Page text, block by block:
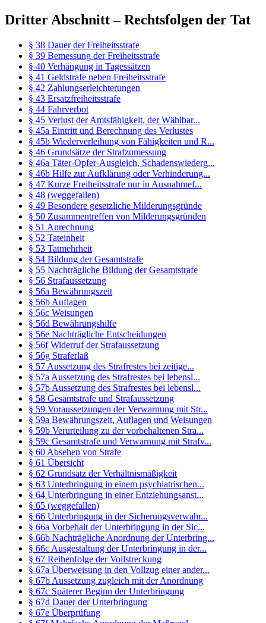
Dritter Abschnitt – Rechtsfolgen der Tat
§ 38 Dauer der Freiheitsstrafe
§ 39 Bemessung der Freiheitsstrafe
§ 40 Verhängung in Tagessätzen
§ 41 Geldstrafe neben Freiheitsstrafe
§ 42 Zahlungserleichterungen
§ 43 Ersatzfreiheitsstrafe
§ 44 Fahrverbot
§ 45 Verlust der Amtsfähigkeit, der Wählbar...
§ 45a Eintritt und Berechnung des Verlustes
§ 45b Wiederverleihung von Fähigkeiten und R...
§ 46 Grundsätze der Strafzumessung
§ 46a Täter-Opfer-Ausgleich, Schadenswiederg...
§ 46b Hilfe zur Aufklärung oder Verhinderung...
§ 47 Kurze Freiheitsstrafe nur in Ausnahmef...
§ 48 (weggefallen)
§ 49 Besondere gesetzliche Milderungsgründe
§ 50 Zusammentreffen von Milderungsgründen
§ 51 Anrechnung
§ 52 Tateinheit
§ 53 Tatmehrheit
§ 54 Bildung der Gesamtstrafe
§ 55 Nachträgliche Bildung der Gesamtstrafe
§ 56 Strafaussetzung
§ 56a Bewährungszeit
§ 56b Auflagen
§ 56c Weisungen
§ 56d Bewährungshilfe
§ 56e Nachträgliche Entscheidungen
§ 56f Widerruf der Strafaussetzung
§ 56g Straferlaß
§ 57 Aussetzung des Strafrestes bei zeitige...
§ 57a Aussetzung des Strafrestes bei lebensl...
§ 57b Aussetzung des Strafrestes bei lebensl...
§ 58 Gesamtstrafe und Strafaussetzung
§ 59 Voraussetzungen der Verwarnung mit Str...
§ 59a Bewährungszeit, Auflagen und Weisungen
§ 59b Verurteilung zu der vorbehaltenen Stra...
§ 59c Gesamtstrafe und Verwarnung mit Strafv...
§ 60 Absehen von Strafe
§ 61 Übersicht
§ 62 Grundsatz der Verhältnismäßigkeit
§ 63 Unterbringung in einem psychiatrischen...
§ 64 Unterbringung in einer Entziehungsanst...
§ 65 (weggefallen)
§ 66 Unterbringung in der Sicherungsverwahr...
§ 66a Vorbehalt der Unterbringung in der Sic...
§ 66b Nachträgliche Anordnung der Unterbring...
§ 66c Ausgestaltung der Unterbringung in der...
§ 67 Reihenfolge der Vollstreckung
§ 67a Überweisung in den Vollzug einer ander...
§ 67b Aussetzung zugleich mit der Anordnung
§ 67c Späterer Beginn der Unterbringung
§ 67d Dauer der Unterbringung
§ 67e Überprüfung